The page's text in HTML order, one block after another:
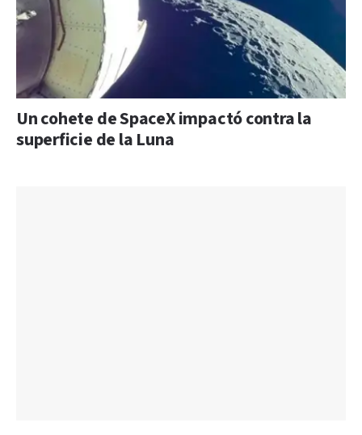
Un cohete de SpaceX impactó contra la
superficie de la Luna